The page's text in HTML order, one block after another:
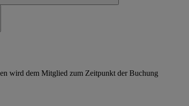
wird dem Mitglied zum Zeitpunkt der Buchung